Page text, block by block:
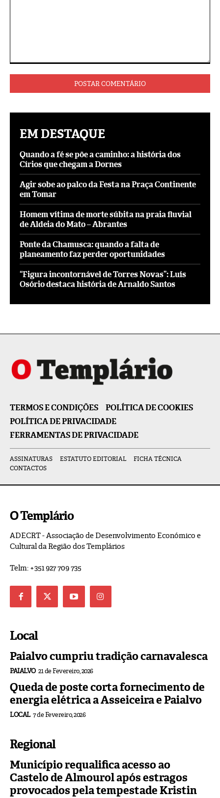
EM DESTAQUE
Quando a fé se põe a caminho: a história dos
Círios que chegam a Dornes
Agir sobe ao palco da Festa na Praça Continente
em Tomar
Homem vítima de morte súbita na praia fluvial
de Aldeia do Mato – Abrantes
Ponte da Chamusca: quando a falta de
planeamento faz perder oportunidades
“Figura incontornável de Torres Novas”: Luís
Osório destaca história de Arnaldo Santos
TERMOS E CONDIÇÕES
POLÍTICA DE COOKIES
POLÍTICA DE PRIVACIDADE
FERRAMENTAS DE PRIVACIDADE
ASSINATURAS ESTATUTO EDITORIAL
FICHA TÉCNICA
CONTACTOS
O Templário
ADECRT - Associação de Desenvolvimento Económico e
Cultural da Região dos Templários
Telm: +351 927 709 735
Local
Paialvo cumpriu tradição carnavalesca
PAIALVO 21 de Fevereiro, 2026
Queda de poste corta fornecimento de
energia elétrica a Asseiceira e Paialvo
LOCAL 7 de Fevereiro, 2026
Regional
Município requalifica acesso ao
Castelo de Almourol após estragos
provocados pela tempestade Kristin